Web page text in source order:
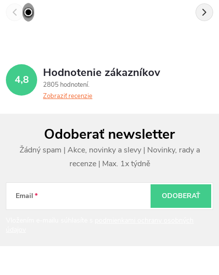
4,8 Hodnotenie zákazníkov
2805 hodnotení
Zobraziť recenzie
ä
Odoberať newsletter
Email ODOBERAŤ